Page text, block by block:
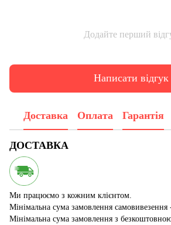
Додайте перший
Написати відгук
Доставка Оплата Гарантія
ДОСТАВКА
Ми працюємо з кожним клієнтом.
Мінімальна сума замовлення самовивезення
Мінімальна сума замовлення з